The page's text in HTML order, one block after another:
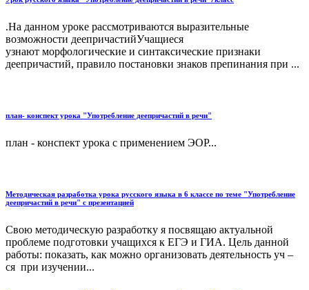
.На данном уроке рассмотриваются выразительные
возможности деепричастийУчащиеся
узнают морфологические и синтаксические признаки
деепричастий, правило постановки знаков препинания при ...
план- конспект урока "Употребление деепричастий в речи"
план - конспект урока с применением ЭОР...
Методическая разработка урока русского языка в 6 классе по теме "Употребление
деепричастий в речи" с презентацией
Свою методическую разработку я посвящаю актуальной
проблеме подготовки учащихся к ЕГЭ и ГИА. Цель данной
работы: показать, как можно организовать деятельность уч –
ся при изучении...